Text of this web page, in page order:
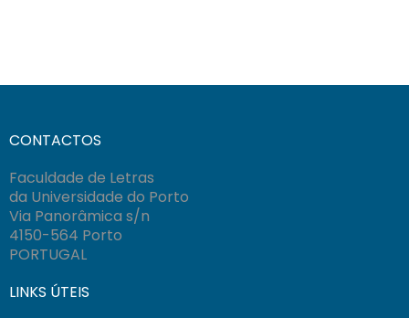
CONTACTOS
Faculdade de Letras
da Universidade do Porto
Via Panorâmica s/n
4150-564 Porto
PORTUGAL
LINKS ÚTEIS